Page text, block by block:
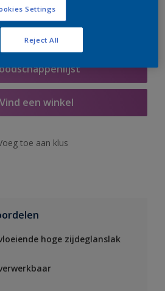
Vind een winkel
toe aan klus
hoge zijdeglanslak
Settings
Reject All